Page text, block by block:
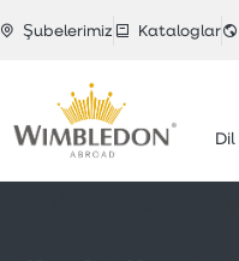
Şubelerimiz Kataloglar